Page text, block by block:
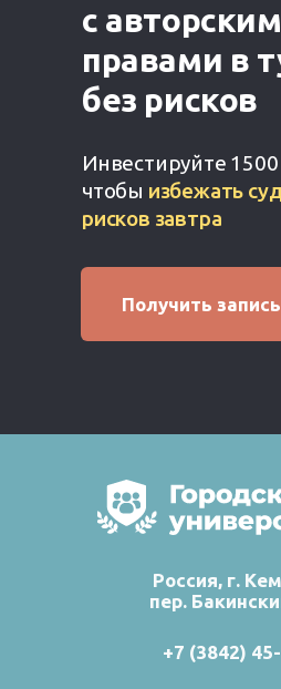
Инвестируйте 1500
чтобы избежать
рисков завтра
с
правами в
без рисков
Получить
+7 (3842)
Россия, г.
пер.